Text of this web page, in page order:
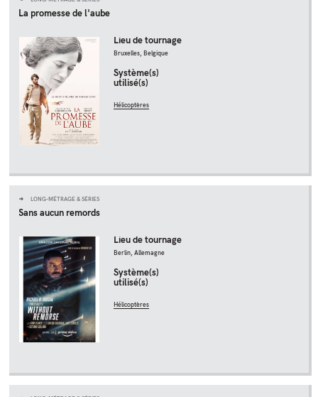
La promesse de l'aube
Lieu de tournage
Bruxelles, Belgique
Système(s)
utilisé(s)
Hélicoptères
LONG-MÉTRAGE & SÉRIES
Sans aucun remords
Lieu de tournage
Berlin, Allemagne
Système(s)
utilisé(s)
Hélicoptères